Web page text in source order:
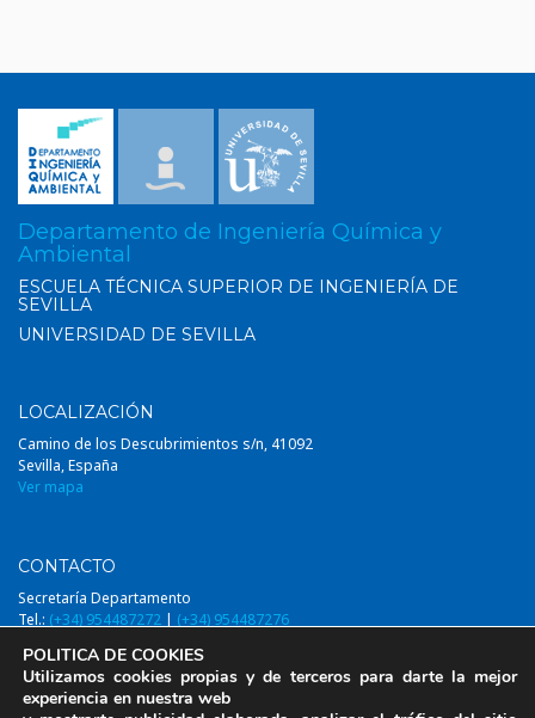
Departamento de Ingeniería Química y
Ambiental
ESCUELA TÉCNICA SUPERIOR DE INGENIERÍA DE
SEVILLA
UNIVERSIDAD DE SEVILLA
LOCALIZACIÓN
Camino de los Descubrimientos s/n, 41092
Sevilla, España
Ver mapa
CONTACTO
Secretaría Departamento
Tel.: (+34) 954487272 | (+34) 954487276
POLITICA DE COOKIES
Utilizamos cookies propias y de terceros para darte la mejor
experiencia en nuestra web